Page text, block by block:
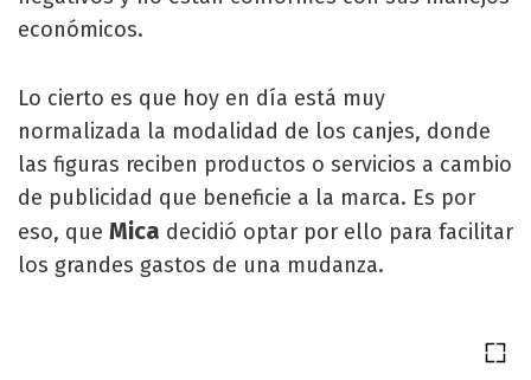
económicos.
Lo cierto es que hoy en día está muy
normalizada la modalidad de los canjes, donde
las figuras reciben productos o servicios a cambio
de publicidad que beneficie a la marca. Es por
eso, que Mica decidió optar por ello para facilitar
los grandes gastos de una mudanza.